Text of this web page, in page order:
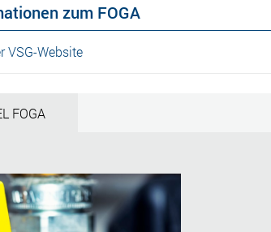
zum FOGA
VSG-Website
FOGA